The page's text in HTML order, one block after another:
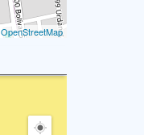
OpenStreetMap